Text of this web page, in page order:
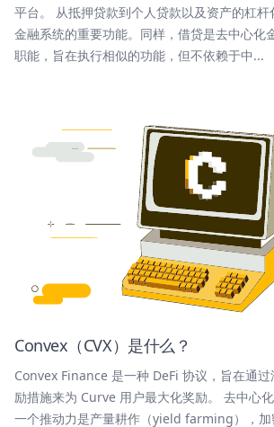
平台。 从抵押贷款到个人贷款以及资产的杠
金融系统的重要功能。同样，借贷是去中心化
职能，旨在执行相似的功能，但不依赖于中...
Convex（CVX）是什么？
Convex Finance 是一种 DeFi 协议，旨在通
励措施来为 Curve 用户最大化奖励。 去中心
一个推动力是产量耕作（yield farming），加